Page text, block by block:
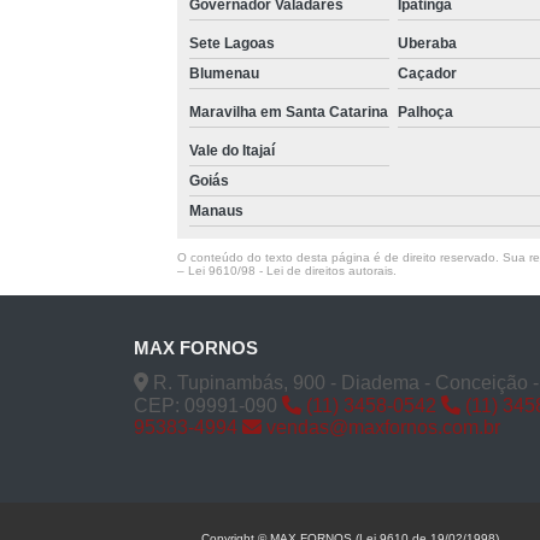
Governador Valadares Ipatinga
Sete Lagoas Uberaba
Blumenau
Caçador
Maravilha em Santa Catarina Palhoça
Vale do Itajaí
Goiás
Manaus
O conteúdo do texto desta página é de direito reservado. Sua
– Lei 9610/98 - Lei de direitos autorais.
MAX FORNOS
R. Tupinambás, 900 - Diadema - Conceição
CEP: 09991-090
(11) 3458-0542 (11)
95383-4994
vendas@maxfornos.com.br